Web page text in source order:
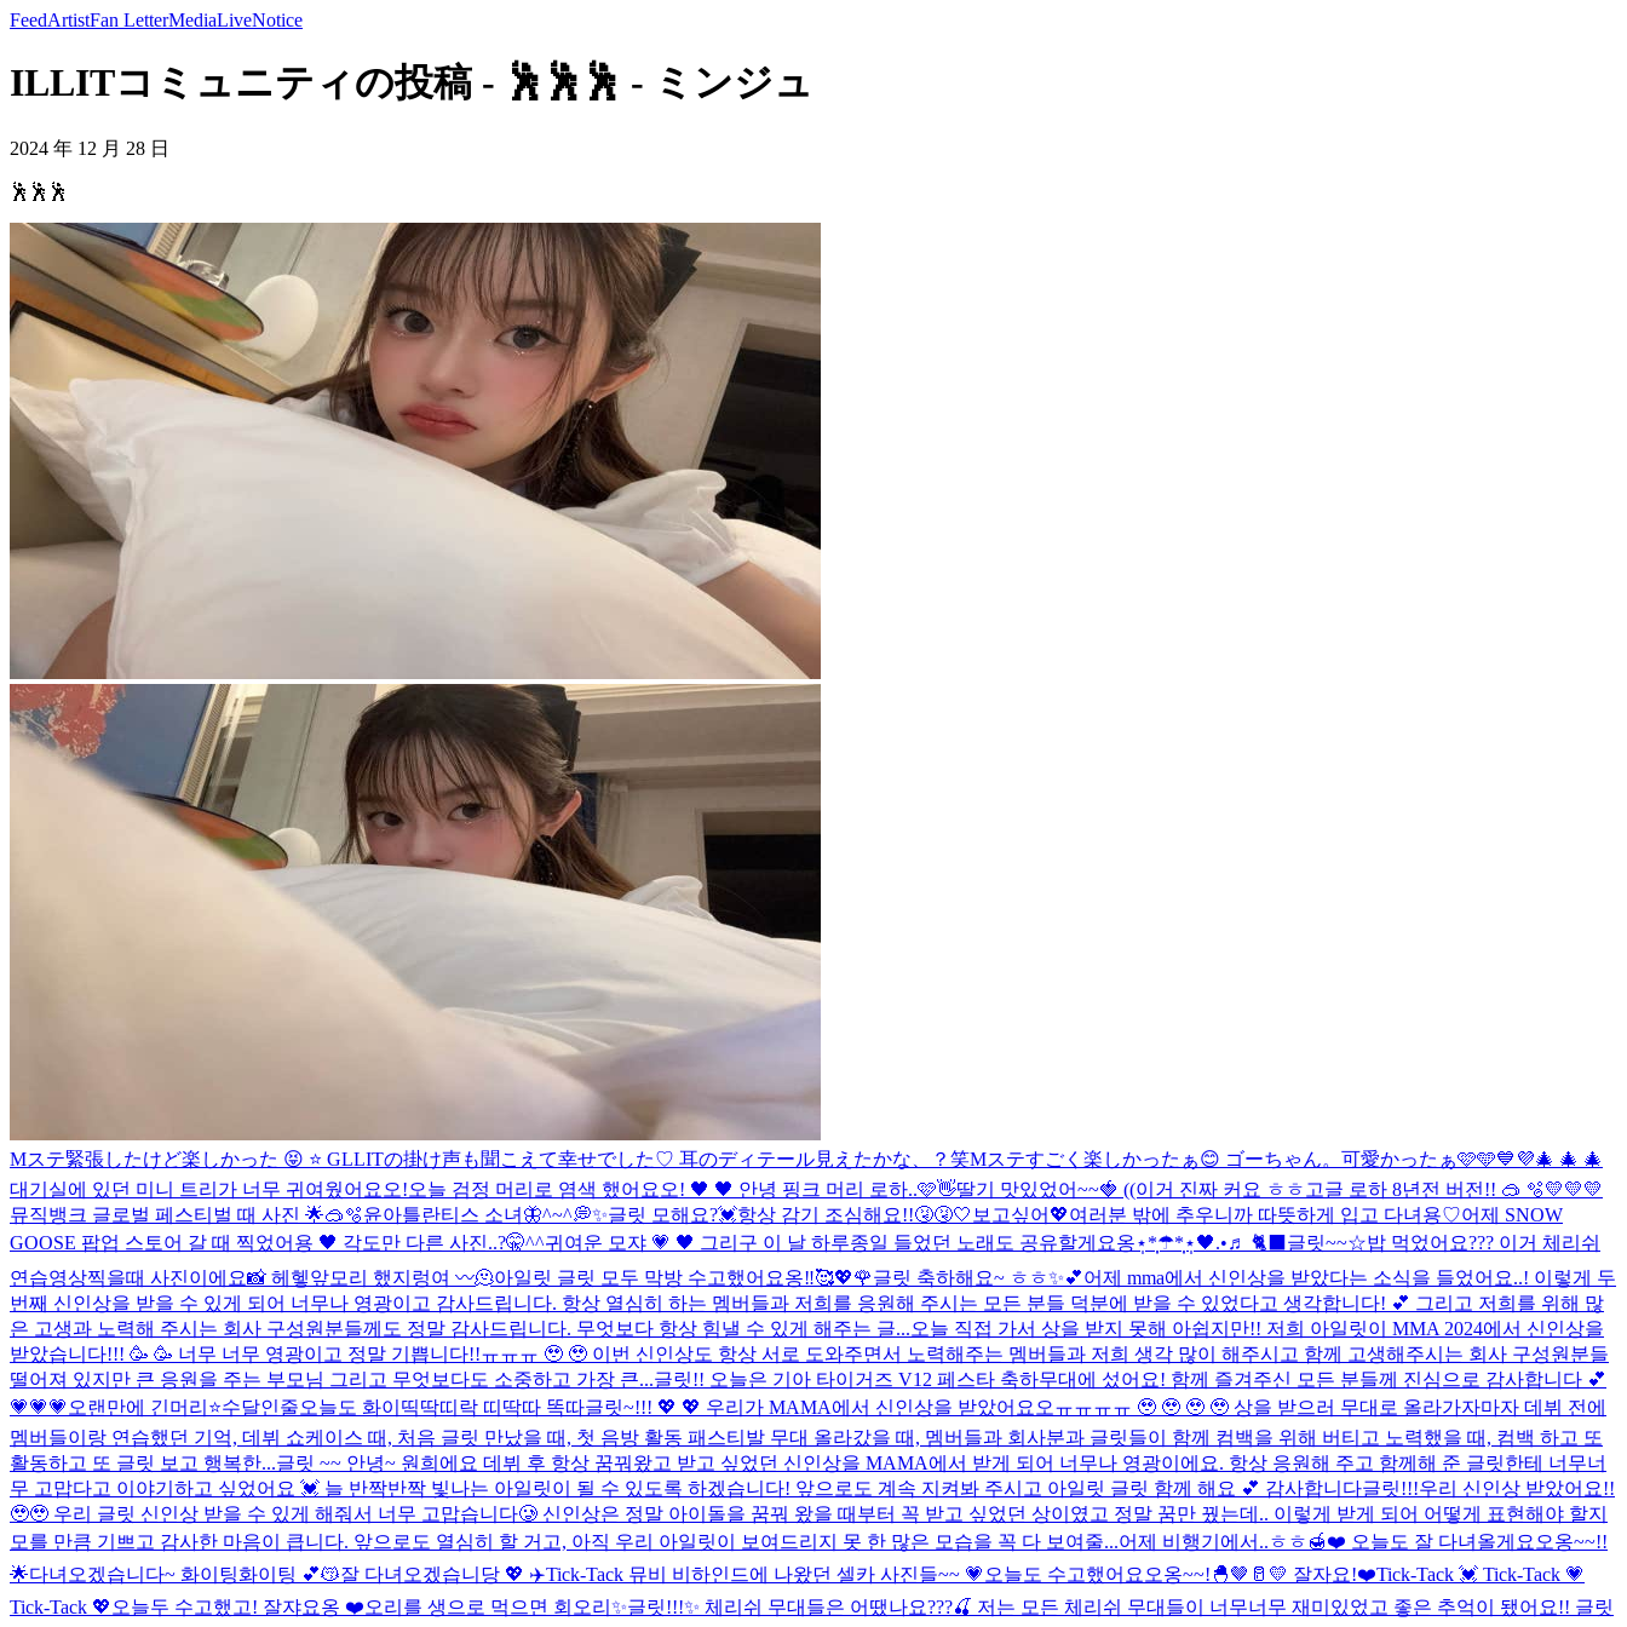
FeedArtistFan LetterMediaLiveNotice
ILLITコミュニティの投稿 - 🕺🕺🕺 - ミンジュ
2024 年 12 月 28 日
🕺🕺🕺
Mステ緊張したけど楽しかった 😝 ⭐ GLLITの掛け声も聞こえて幸せでした♡ 耳のディテール見えたかな、？笑Mステすごく楽しかったぁ😊 ゴーちゃん。可愛かったぁ🩷🩵💙💜🎄 🎄 🎄
대기실에 있던 미니 트리가 너무 귀여웠어요오!오늘 검정 머리로 염색 했어요오! 🖤 🖤 안녕 핑크 머리 로하..🩷👋딸기 맛있었어~~🍓 ((이거 진짜 커요 ㅎㅎ 고글 로하 8년전 버전!! 🥽 🫧💛💛💛
뮤직뱅크 글로벌 페스티벌 때 사진 🌟🥽🫧윤아틀란티스 소녀🦋^~^💭✨글릿 모해요?💓항상 감기 조심해요!!🤧🤧🤍 보고싶어💖여러분 밖에 추우니까 따뜻하게 입고 다녀용♡어제 SNOW
GOOSE 팝업 스토어 갈 때 찍었어용 🖤 각도만 다른 사진..?🤫^^귀여운 모쟈 💗 🖤 그리구 이 날 하루종일 들었던 노래도 공유할게요옹⋆̩*̣̩☂︎*̣̩⋆̩🖤.•♬ 🐈‍⬛ 글릿~~☆밥 먹었어요??? 이거 체리쉬
연습영상찍을때 사진이에요📸 헤헿앞모리 했지렁여 〰️🫠아일릿 글릿 모두 막방 수고했어요옹‼︎🥰💖🌹글릿 축하해요~ ㅎㅎ✨💕어제 mma에서 신인상을 받았다는 소식을 들었어요..! 이렇게 두
번째 신인상을 받을 수 있게 되어 너무나 영광이고 감사드립니다. 항상 열심히 하는 멤버들과 저희를 응원해 주시는 모든 분들 덕분에 받을 수 있었다고 생각합니다! 💕 그리고 저희를 위해 많
은 고생과 노력해 주시는 회사 구성원분들께도 정말 감사드립니다. 무엇보다 항상 힘낼 수 있게 해주는 글...오늘 직접 가서 상을 받지 못해 아쉽지만!! 저희 아일릿이 MMA 2024에서 신인상을
받았습니다!!! 🥳 🥳 너무 너무 영광이고 정말 기쁩니다!!ㅠㅠㅠ 🥹 🥹 이번 신인상도 항상 서로 도와주면서 노력해주는 멤버들과 저희 생각 많이 해주시고 함께 고생해주시는 회사 구성원분들
떨어져 있지만 큰 응원을 주는 부모님 그리고 무엇보다도 소중하고 가장 큰...글릿!! 오늘은 기아 타이거즈 V12 페스타 축하무대에 섰어요! 함께 즐겨주신 모든 분들께 진심으로 감사합니다 💕
💗💗💗 오랜만에 긴머리⭐수달인줄오늘도 화이띡딱띠락 띠딱따 똑따글릿~!!! 💖 💖 우리가 MAMA에서 신인상을 받았어요오ㅠㅠㅠㅠ 🥹 🥹 🥹 🥹 상을 받으러 무대로 올라가자마자 데뷔 전에
멤버들이랑 연습했던 기억, 데뷔 쇼케이스 때, 처음 글릿 만났을 때, 첫 음방 활동 패스티발 무대 올라갔을 때, 멤버들과 회사분과 글릿들이 함께 컴백을 위해 버티고 노력했을 때, 컴백 하고 또
활동하고 또 글릿 보고 행복한...글릿 ~~ 안녕~ 원희에요 데뷔 후 항상 꿈꿔왔고 받고 싶었던 신인상을 MAMA에서 받게 되어 너무나 영광이에요. 항상 응원해 주고 함께해 준 글릿한테 너무너
무 고맙다고 이야기하고 싶었어요 💓 늘 반짝반짝 빛나는 아일릿이 될 수 있도록 하겠습니다! 앞으로도 계속 지켜봐 주시고 아일릿 글릿 함께 해요 💕 감사합니다글릿!!!우리 신인상 받았어요!!
🥹🥹 우리 글릿 신인상 받을 수 있게 해줘서 너무 고맙습니다🥲 신인상은 정말 아이돌을 꿈꿔 왔을 때부터 꼭 받고 싶었던 상이였고 정말 꿈만 꿨는데.. 이렇게 받게 되어 어떻게 표현해야 할지
모를 만큼 기쁘고 감사한 마음이 큽니다. 앞으로도 열심히 할 거고, 아직 우리 아일릿이 보여드리지 못 한 많은 모습을 꼭 다 보여줄...어제 비행기에서..ㅎㅎ🍯❤️ 오늘도 잘 다녀올게요오옹~~!!
🌟다녀오겠습니다~ 화이팅화이팅 💕😽잘 다녀오겠습니당 💖 ✈️Tick-Tack 뮤비 비하인드에 나왔던 셀카 사진들~~ 💗 오늘도 수고했어요오옹~~!🐣🤎🥛💛 잘자요!❤️Tick-Tack 💓 Tick-Tack 💗
Tick-Tack 💖 오늘두 수고했고! 잘쟈요옹 ❤️오리를 생으로 먹으면 회오리 ✨글릿!!!✨ 체리쉬 무대들은 어땠나요???🍒 저는 모든 체리쉬 무대들이 너무너무 재미있었고 좋은 추억이 됐어요!! 글릿